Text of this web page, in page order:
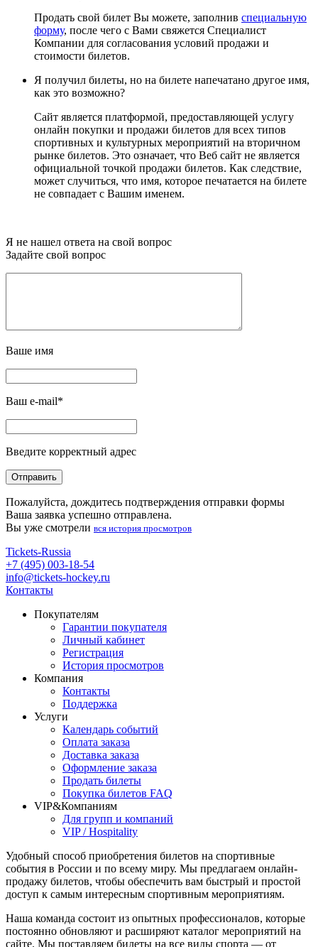
Продать свой билет Вы можете, заполнив специальную
форму, после чего с Вами свяжется Специалист
Компании для согласования условий продажи и
стоимости билетов.
Я получил билеты, но на билете напечатано другое имя,
как это возможно?
Сайт является платформой, предоставляющей услугу
онлайн покупки и продажи билетов для всех типов
спортивных и культурных мероприятий на вторичном
рынке билетов. Это означает, что Веб сайт не является
официальной точкой продажи билетов. Как следствие,
может случиться, что имя, которое печатается на билете
не совпадает с Вашим именем.
Я не нашел ответа на свой вопрос
Задайте свой вопрос
Ваше имя
Ваш e-mail*
Введите корректный адрес
Пожалуйста, дождитесь подтверждения отправки формы
Ваша заявка успешно отправлена.
Вы уже смотрели вся история просмотров
Tickets-Russia
+7 (495) 003-18-54
info@tickets-hockey.ru
Контакты
Покупателям
Гарантии покупателя
Личный кабинет
Регистрация
История просмотров
Компания
Контакты
Поддержка
Услуги
Календарь событий
Оплата заказа
Доставка заказа
Оформление заказа
Продать билеты
Покупка билетов FAQ
VIP&Компаниям
Для групп и компаний
VIP / Hospitality
Удобный способ приобретения билетов на спортивные
события в России и по всему миру. Мы предлагаем онлайн-
продажу билетов, чтобы обеспечить вам быстрый и простой
доступ к самым интересным спортивным мероприятиям.
Наша команда состоит из опытных профессионалов, которые
постоянно обновляют и расширяют каталог мероприятий на
сайте. Мы поставляем билеты на все виды спорта — от